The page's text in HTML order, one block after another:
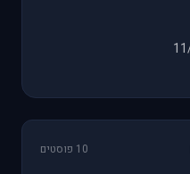
10 פוסטים